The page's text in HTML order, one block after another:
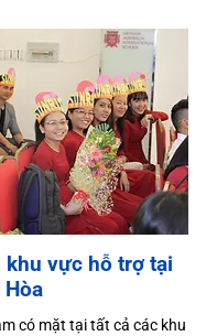
khu vực hỗ trợ tại
có mặt tại tất cả các khu